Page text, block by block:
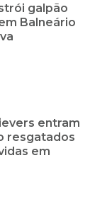
galpão
Balneário
entram
resgatados
em